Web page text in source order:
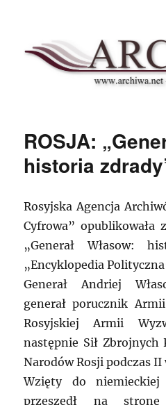
Archnet
ROSJA:
historia
Rosyjska Agencja
Cyfrowa”
„Generał Własow:
„Encyklopedia
Generał Andriej
generał porucznik
Rosyjskiej Armii
następnie Sił
Narodów Rosji podczas
Wzięty do
przeszedł na stronę